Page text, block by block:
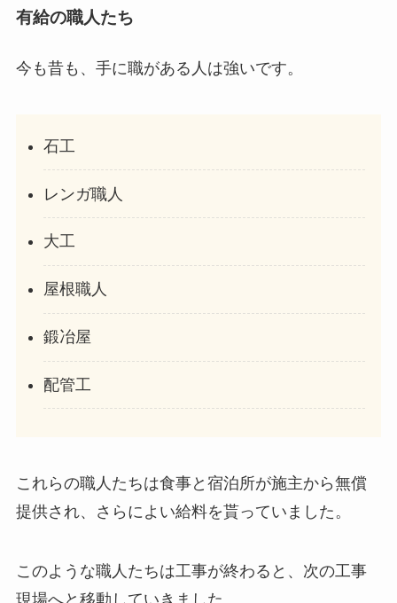
有給の職人たち
今も昔も、手に職がある人は強いです。
石工
レンガ職人
大工
屋根職人
鍛冶屋
配管工
これらの職人たちは食事と宿泊所が施主から無償
提供され、さらによい給料を貰っていました。
このような職人たちは工事が終わると、次の工事